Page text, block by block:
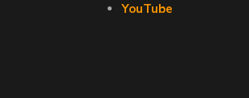
YouTube